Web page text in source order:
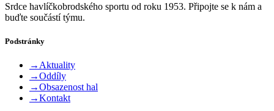
Srdce havlíčkobrodského sportu od roku 1953. Připojte se k nám a
buďte součástí týmu.
Podstránky
→ Aktuality
→Oddíly
→Obsazenost hal
→Kontakt